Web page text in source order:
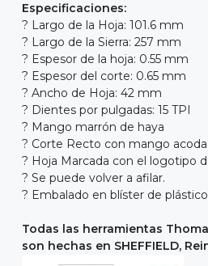
Especificaciones:
? Largo de la Hoja: 101.6 mm
? Largo de la Sierra: 257 mm
? Espesor de la hoja: 0.55 mm
? Espesor del corte: 0.65 mm
? Ancho de Hoja: 42 mm
? Dientes por pulgadas: 15 TPI
? Mango marrón de haya
? Corte Recto con mango
? Hoja Marcada con el logotipo
? Se puede volver a afilar.
? Embalado en blíster de
Todas las herramientas
son hechas en SHEFFIELD,